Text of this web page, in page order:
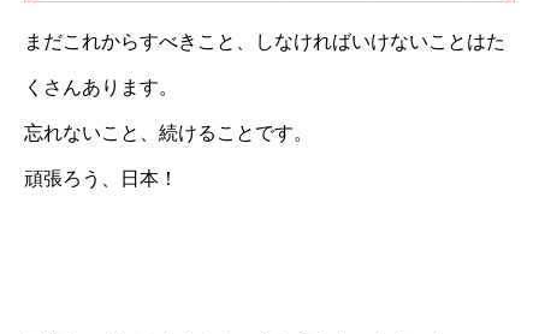
まだこれからすべきこと、しなければいけないことはた
くさんあります。
忘れないこと、続けることです。
頑張ろう、日本！